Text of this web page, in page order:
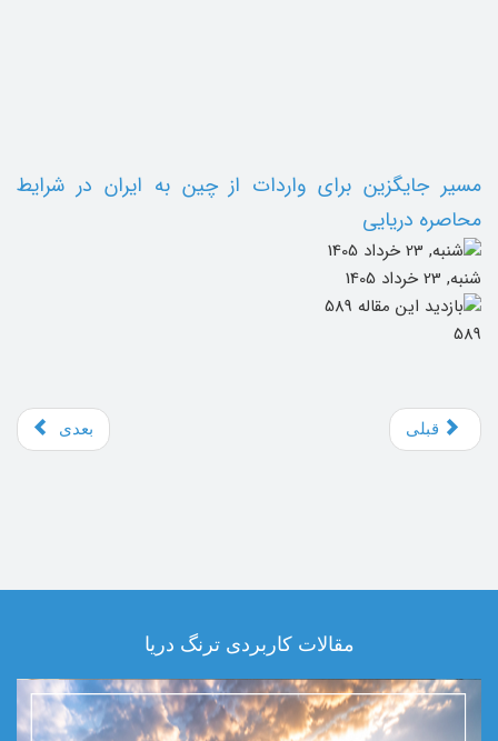
مسیر جایگزین برای واردات از چین به ایران در شرایط
محاصره دریایی
شنبه, 23 خرداد 1405
589
قبلی بعدی
مقالات کاربردی ترنگ دریا